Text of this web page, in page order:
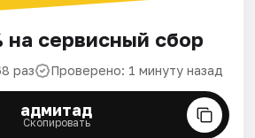
на сервисный сбор
раз Проверено: 1 минуту назад
адмитад
Скопировать